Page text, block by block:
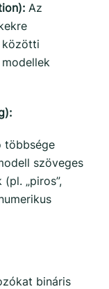
Az
közötti
többsége
szöveges
„piros”,
bináris